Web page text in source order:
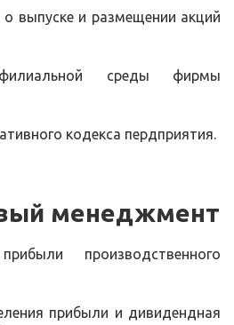
выпуске и размещении акций
среды фирмы
кодекса пердприятия.
менеджмент
производственного
прибыли и дивидендная